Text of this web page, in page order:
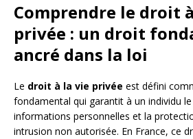
Comprendre le droit
privée : un droit
ancré dans la loi
Le droit à la vie privée est défini
fondamental qui garantit à un individu
informations personnelles et la
intrusion non autorisée. En France, ce